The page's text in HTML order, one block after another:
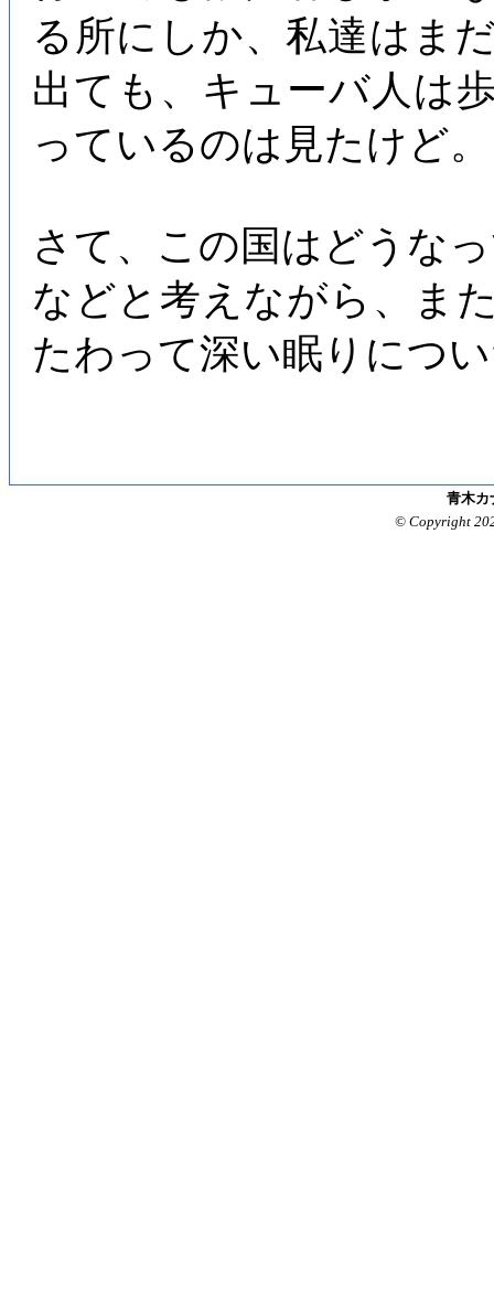
る所にしか、私達はま
出ても、キューバ人は
っているのは見たけど。
さて、この国はどうな
などと考えながら、ま
たわって深い眠りにつ
青木
© Copyright